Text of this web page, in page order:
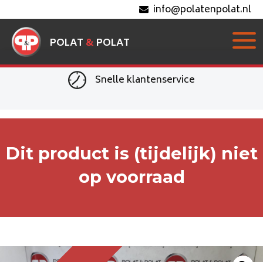
info@polatenpolat.nl
POLAT & POLAT
Snelle klantenservice
Dit product is (tijdelijk) niet
op voorraad